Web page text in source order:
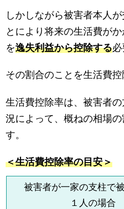
しかしながら被害者本人
とにより将来の生活費が
を逸失利益から控除する必
その割合のことを生活費控
生活費控除率は、被害者
況によって、概ねの相場
す。
＜生活費控除率の目安＞
被害者が一家の支柱で
１人の場合